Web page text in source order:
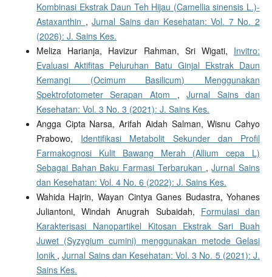
Kombinasi Ekstrak Daun Teh Hijau (Camellia sinensis L.)-
Astaxanthin ,Jurnal Sains dan Kesehatan: Vol. 7 No. 2
(2026): J. Sains Kes.
Meliza Harianja, Havizur Rahman, Sri Wigati, Invitro:
Evaluasi Aktifitas Peluruhan Batu Ginjal Ekstrak Daun
Kemangi (Ocimum Basilicum) Menggunakan
Spektrofotometer Serapan Atom ,Jurnal Sains dan
Kesehatan: Vol. 3 No. 3 (2021): J. Sains Kes.
Angga Cipta Narsa, Arifah Aidah Salman, Wisnu Cahyo
Prabowo, Identifikasi Metabolit Sekunder dan Profil
Farmakognosi Kulit Bawang Merah (Allium cepa L)
Sebagai Bahan Baku Farmasi Terbarukan ,Jurnal Sains
dan Kesehatan: Vol. 4 No. 6 (2022): J. Sains Kes.
Wahida Hajrin, Wayan Cintya Ganes Budastra, Yohanes
Juliantoni, Windah Anugrah Subaidah, Formulasi dan
Karakterisasi Nanopartikel Kitosan Ekstrak Sari Buah
Juwet (Syzygium cumini) menggunakan metode Gelasi
Ionik ,Jurnal Sains dan Kesehatan: Vol. 3 No. 5 (2021): J.
Sains Kes.